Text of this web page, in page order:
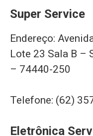
Super Service
Endereço:
Lote 23 Sala B –
– 74440-250
Telefone: (62)
Eletrônica